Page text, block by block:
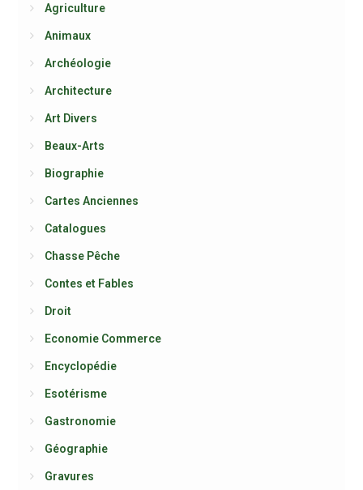
Agriculture
Animaux
Archéologie
Architecture
Art Divers
Beaux-Arts
Biographie
Cartes Anciennes
Catalogues
Chasse Pêche
Contes et Fables
Droit
Economie Commerce
Encyclopédie
Esotérisme
Gastronomie
Géographie
Gravures